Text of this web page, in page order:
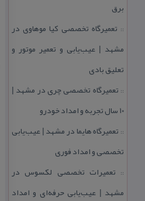
برق
:: تعمیرگاه تخصصی كیا موهاوی در
مشهد | عیب‌یابی و تعمیر موتور و
تعلیق بادی
:: تعمیرگاه تخصصی چری در مشهد |
۱۰ سال تجربه و امداد خودرو
:: تعمیرگاه هایما در مشهد | عیب‌یابی
تخصصی و امداد فوری
:: تعمیرات تخصصی لكسوس در
مشهد | عیب‌یابی حرفه‌ای و امداد